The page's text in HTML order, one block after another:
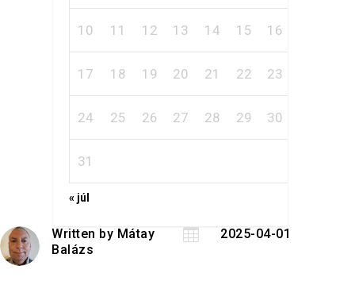
10 11 12 13 14 15 16
17 18 19 20 21 22 23
24 25 26 27 28 29 30
31
« júl
Written by Mátay
Balázs
 2025-04-01